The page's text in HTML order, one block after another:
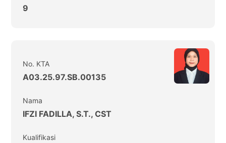
9
No. KTA
A03.25.97.SB.00135
Nama
IFZI FADILLA, S.T., CST
Kualifikasi